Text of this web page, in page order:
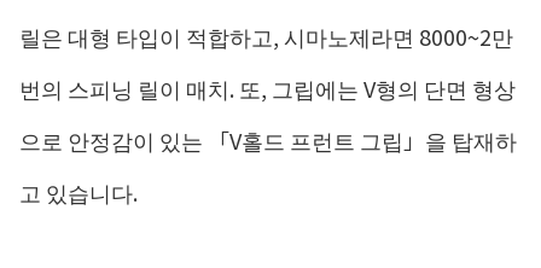
릴은 대형 타입이 적합하고, 시마노제라면 8000~2만
번의 스피닝 릴이 매치. 또, 그립에는 V형의 단면 형상
으로 안정감이 있는 「V홀드 프런트 그립」을 탑재하
고 있습니다.